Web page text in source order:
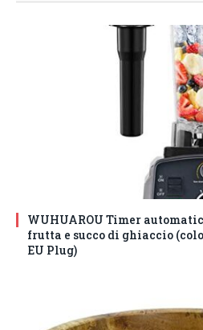
WUHUAROU Timer
frutta e succo di ghiaccio
EU Plug)